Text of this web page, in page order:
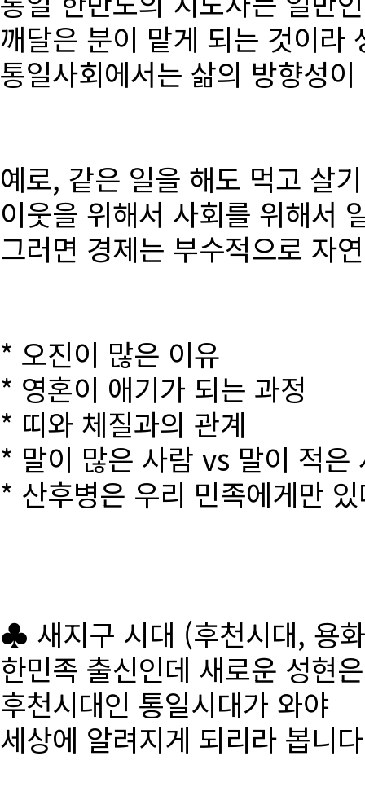
깨달은 분이 맡게 되는 것이라
통일사회에서는 삶의 방향성
예로, 같은 일을 해도 먹고 살
이웃을 위해서 사회를 위해서
그러면 경제는 부수적으로 자
* 오진이 많은 이유
* 영혼이 애기가 되는 과정
* 띠와 체질과의 관계
* 말이 많은 사람 vs 말이 적은
* 산후병은 우리 민족에게만
♣ 새지구 시대 (후천시대, 용
한민족 출신인데 새로운 성현
후천시대인 통일시대가 와야
세상에 알려지게 되리라 봅니